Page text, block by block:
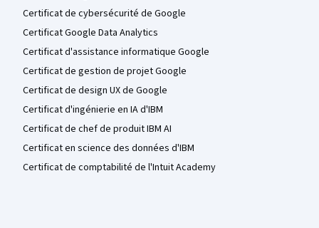
Certificat de cybersécurité de Google
Certificat Google Data Analytics
Certificat d'assistance informatique Google
Certificat de gestion de projet Google
Certificat de design UX de Google
Certificat d'ingénierie en IA d'IBM
Certificat de chef de produit IBM AI
Certificat en science des données d'IBM
Certificat de comptabilité de l'Intuit Academy